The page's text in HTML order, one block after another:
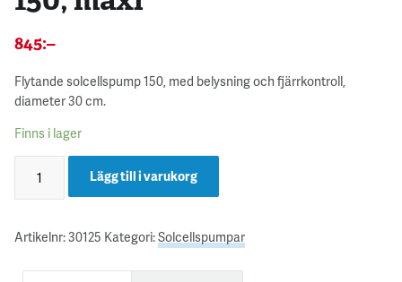
845:–
Flytande solcellspump 150, med belysning och fjärrkontroll,
diameter 30 cm.
Finns i lager
Lägg till i varukorg
Artikelnr:30125 Kategori:Solcellspumpar